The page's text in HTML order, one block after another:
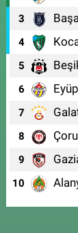
3
4
5
6
7
8
9
10